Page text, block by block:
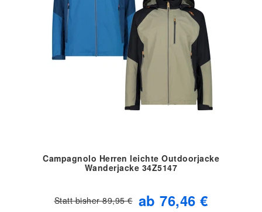
Campagnolo Herren leichte Outdoorjacke
Wanderjacke 34Z5147
Statt bisher 89,95 € ab 76,46 €